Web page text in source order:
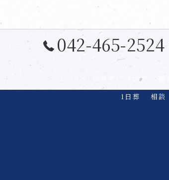
042-465-2524
法善寺について
1日葬
相談